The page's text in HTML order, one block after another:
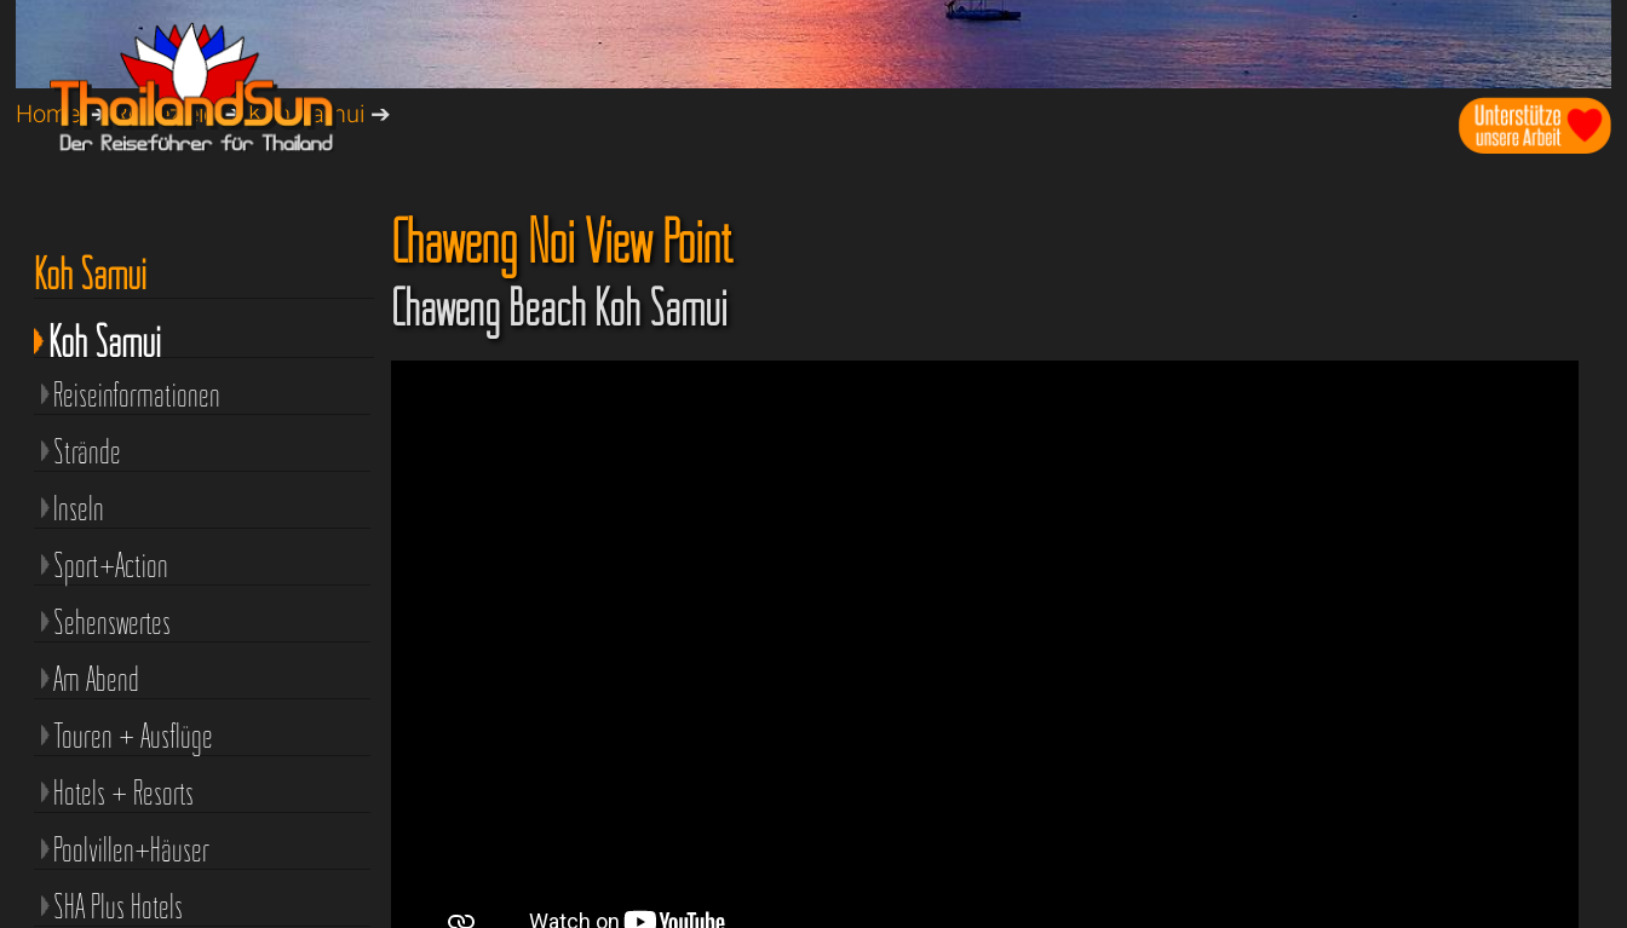
Home➔Reiseziele➔Koh Samui ➔
Chaweng Noi View Point
Chaweng Beach Koh Samui
Koh Samui
Koh Samui
Reiseinformationen
Strände
Inseln
Sport+Action
Sehenswertes
Am Abend
Touren + Ausflüge
Hotels + Resorts
Poolvillen+Häuser
SHA Plus Hotels